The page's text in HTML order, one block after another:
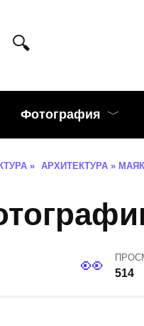
Фотография
» АРХИТЕКТУРА »
514